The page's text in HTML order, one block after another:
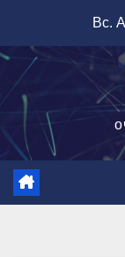
содержимому
Вс.